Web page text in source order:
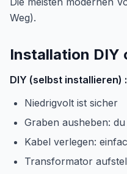
Weg).
Installation DIY
DIY (selbst installieren) :
Niedrigvolt ist sicher
Graben ausheben:
Kabel verlegen:
Transformator